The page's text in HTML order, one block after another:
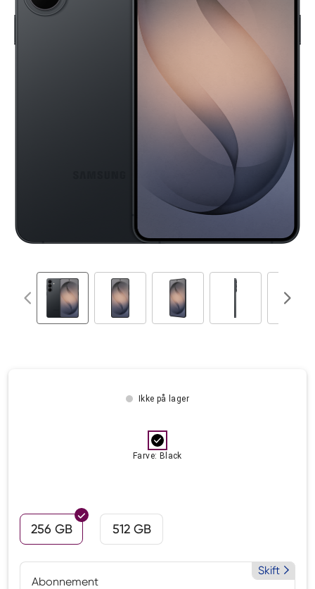
Ikke på lager
Farve: Black
256 GB 512 GB
Abonnement
Skift